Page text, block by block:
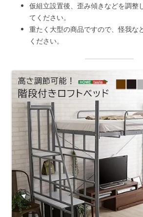
仮組立設置後、歪み傾きなどを調整
てください。
重たく大型の商品ですので、怪我な
ください。